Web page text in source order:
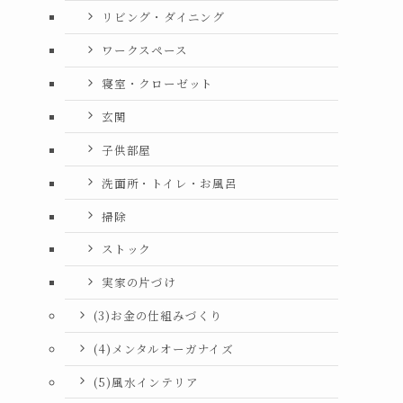
リビング・ダイニング
ワークスペース
寝室・クローゼット
玄関
子供部屋
洗面所・トイレ・お風呂
掃除
ストック
実家の片づけ
(3)お金の仕組みづくり
(4)メンタルオーガナイズ
(5)風水インテリア